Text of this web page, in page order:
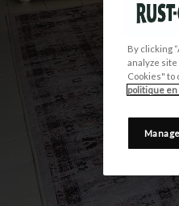
By clicking
analyze
Cookies" to
politique